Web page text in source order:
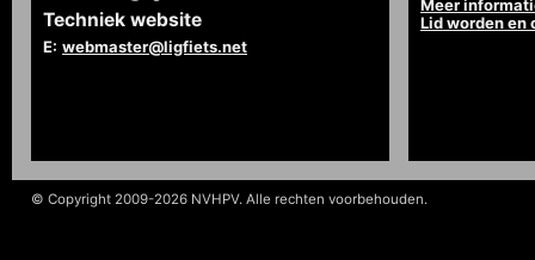
Techniek website
E: webmaster@ligfiets.net
Meer
Lid worden en
© Copyright 2009-2026 NVHPV. Alle rechten voorbehouden.